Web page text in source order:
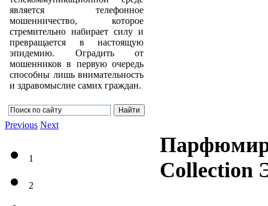
является телефонное
мошенничество, которое
стремительно набирает силу и
превращается в настоящую
эпидемию. Оградить от
мошенников в первую очередь
способны лишь внимательность
и здравомыслие самих граждан.
Collection
Previous Next
1
2